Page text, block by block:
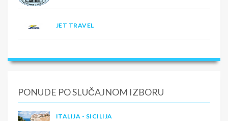
JET TRAVEL
PONUDE PO SLUČAJNOM IZBORU
ITALIJA - SICILIJA